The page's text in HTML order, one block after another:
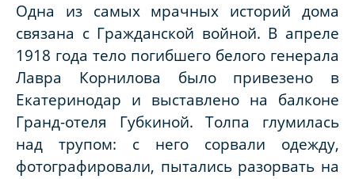
Одна из самых мрачных историй дома
связана с Гражданской войной. В апреле
1918 года тело погибшего белого генерала
Лавра Корнилова было привезено в
Екатеринодар и выставлено на балконе
Гранд-отеля Губкиной. Толпа глумилась
над трупом: с него сорвали одежду,
фотографировали, пытались разорвать на